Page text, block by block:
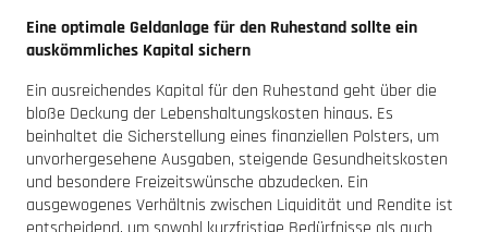
Eine optimale Geldanlage für den Ruhestand sollte ein
auskömmliches Kapital sichern
Ein ausreichendes Kapital für den Ruhestand geht über die
bloße Deckung der Lebenshaltungskosten hinaus. Es
beinhaltet die Sicherstellung eines finanziellen Polsters, um
unvorhergesehene Ausgaben, steigende Gesundheitskosten
und besondere Freizeitswünsche abzudecken. Ein
ausgewogenes Verhältnis zwischen Liquidität und Rendite ist